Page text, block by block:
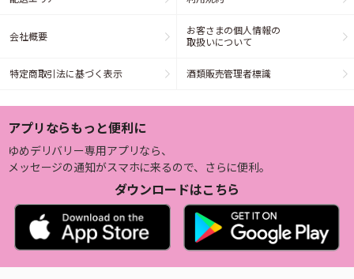
会社概要
お客さまの個人情報の
取扱いについて
特定商取引法に基づく表示 酒類販売管理者標識
アプリならもっと便利に
ゆめデリバリー専用アプリなら、
メッセージの通知がスマホに来るので、さらに便利。
ダウンロードはこちら